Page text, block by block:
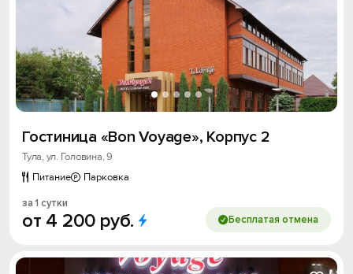
Гостиница «Bon Voyage», Корпус 2
Тула, ул. Головина, 9
Питание
Парковка
за 1 сутки
от 4 200 руб. Бесплатая отмена